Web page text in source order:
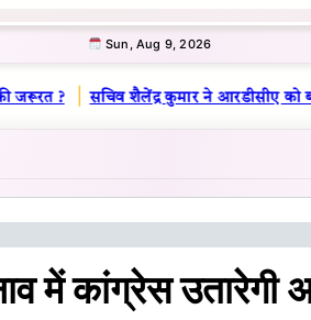
Sun, Aug 9, 2026
? | सचिव शैलेंद्र कुमार ने आरडीसीए को
में कांग्रेस उतारेगी